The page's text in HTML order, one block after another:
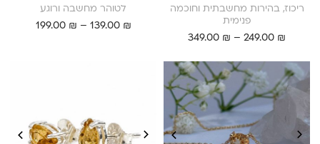
ריכוז, בהירות מחשבתית וחוכמה
פנימית
249.00 ₪
–
349.00 ₪
טווח
עד
לטוהר מחשבה ורוגע
139.00 ₪
–
199.00 ₪
טווח